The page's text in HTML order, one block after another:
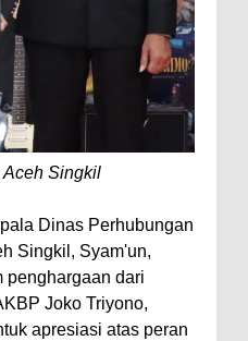
Singkil
Dinas Perhubungan
Singkil, Syam'un,
penghargaan dari
Joko Triyono,
apresiasi atas peran